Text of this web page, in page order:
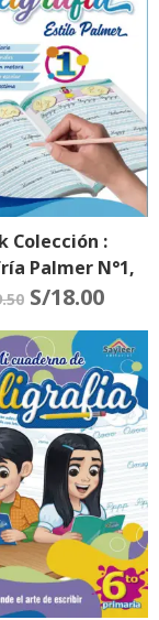
Colección :
Palmer N°1,
Y N°3
S/18.00